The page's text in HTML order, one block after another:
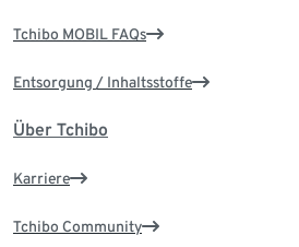
Tchibo MOBIL FAQs
Entsorgung / Inhaltsstoffe
Über Tchibo
Karriere
Tchibo Community